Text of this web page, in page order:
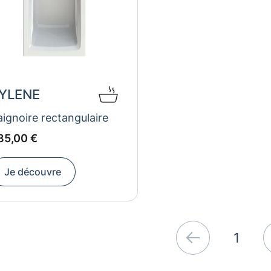
rectangulaire
€
Je découvre
Précédent 1